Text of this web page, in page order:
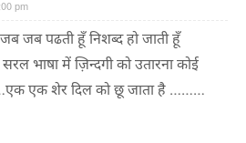
pm
जब जब पढती हूँ निशब्द हो जाती हूँ
भाषा में ज़िन्दगी को उतारना कोई
एक शेर दिल को छू जाता है ………